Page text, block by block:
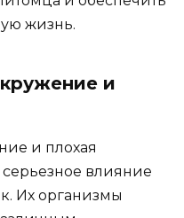
жизнь.
и
и плохая
серьезное влияние
Их организмы